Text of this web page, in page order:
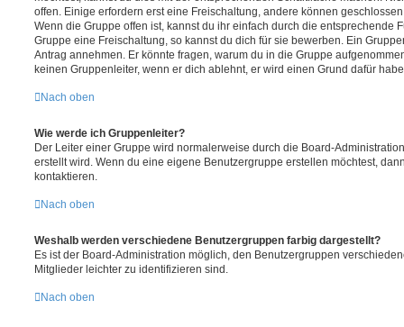
offen. Einige erfordern erst eine Freischaltung, andere können
Wenn die Gruppe offen ist, kannst du ihr einfach durch die entsprechende
Gruppe eine Freischaltung, so kannst du dich für sie bewerben. Ein
Antrag annehmen. Er könnte fragen, warum du in die Gruppe
keinen Gruppenleiter, wenn er dich ablehnt, er wird einen Grund dafür
Nach oben
Wie werde ich Gruppenleiter?
Der Leiter einer Gruppe wird normalerweise durch die Board-
erstellt wird. Wenn du eine eigene Benutzergruppe erstellen möchtest,
kontaktieren.
Nach oben
Weshalb werden verschiedene Benutzergruppen farbig dargestellt?
Es ist der Board-Administration möglich, den Benutzergruppen
Mitglieder leichter zu identifizieren sind.
Nach oben